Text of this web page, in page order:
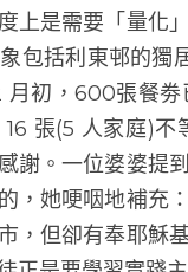
會肢體以具體
上是需要「量化
包括利東邨的獨
初，600張餐劵
(5 人家庭)不等